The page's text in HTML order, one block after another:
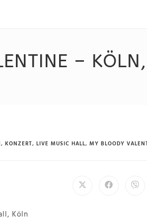
–
, KONZERT, LIVE MUSIC HALL, MY BLOODY
Köln